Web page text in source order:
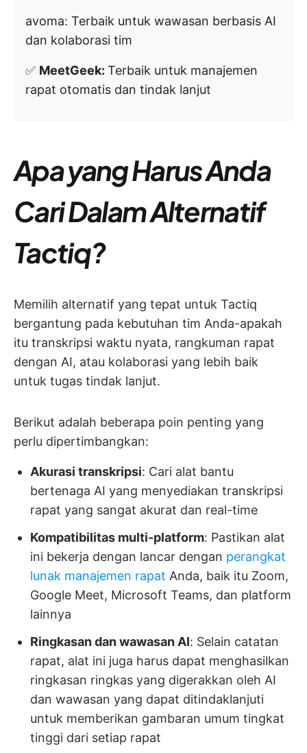
avoma: Terbaik untuk wawasan berbasis AI
dan kolaborasi tim
✅ MeetGeek: Terbaik untuk manajemen
rapat otomatis dan tindak lanjut
Apa yang Harus Anda
Cari Dalam Alternatif
Tactiq?
Memilih alternatif yang tepat untuk Tactiq
bergantung pada kebutuhan tim Anda-apakah
itu transkripsi waktu nyata, rangkuman rapat
dengan AI, atau kolaborasi yang lebih baik
untuk tugas tindak lanjut.
Berikut adalah beberapa poin penting yang
perlu dipertimbangkan:
Akurasi transkripsi: Cari alat bantu
bertenaga AI yang menyediakan transkripsi
rapat yang sangat akurat dan real-time
Kompatibilitas multi-platform: Pastikan alat
ini bekerja dengan lancar dengan perangkat
lunak manajemen rapat Anda, baik itu Zoom,
Google Meet, Microsoft Teams, dan platform
lainnya
Ringkasan dan wawasan AI: Selain catatan
rapat, alat ini juga harus dapat menghasilkan
ringkasan ringkas yang digerakkan oleh AI
dan wawasan yang dapat ditindaklanjuti
untuk memberikan gambaran umum tingkat
tinggi dari setiap rapat